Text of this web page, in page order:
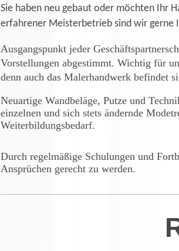
Sie haben neu gebaut oder möchten Ihr
erfahrener Meisterbetrieb sind wir gerne
Ausgangspunkt jeder
Vorstellungen abgestimmt. Wichtig für
denn auch das Malerhandwerk befindet
Neuartige Wandbeläge, Putze und
einzelnen und sich stets ändernde
Weiterbildungsbedarf.
Durch regelmäßige Schulungen und
Ansprüchen gerecht zu werden.